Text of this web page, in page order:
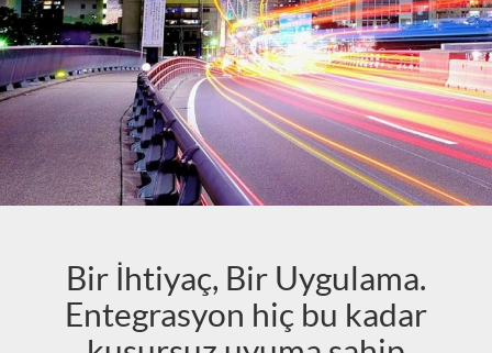
Bir İhtiyaç, Bir Uygulama.
Entegrasyon hiç bu kadar